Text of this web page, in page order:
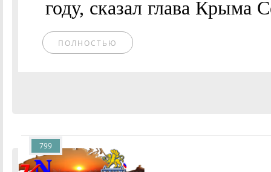
году, сказал глава Крыма
ПОЛНОСТЬЮ
799